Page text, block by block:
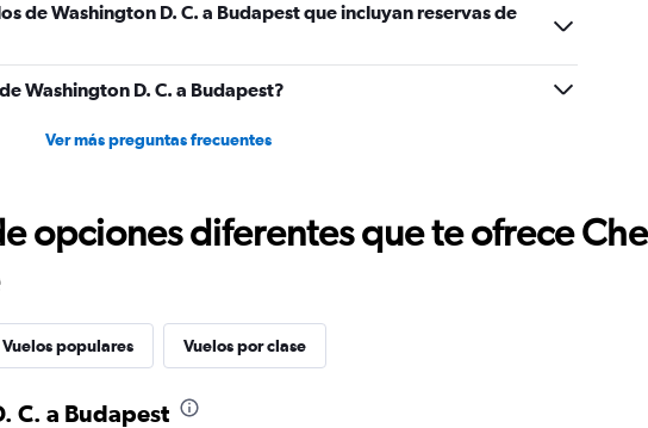
de Washington D. C. a Budapest que incluyan reservas de
Washington D. C. a Budapest?
Ver más preguntas frecuentes
opciones diferentes que te ofrece
Vuelos populares Vuelos por clase
C. a Budapest